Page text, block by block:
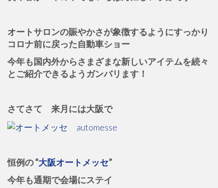
オートサロンの賑やかさが象徴するようにすっかり
コロナ前に戻った自動車ショー
今年も国内外からさまざまな新しいアイテムを続々
とご紹介できるようガンバリます！
さてさて 来月には大阪で
恒例の “大阪オートメッセ”
今年も通期で会場にステイ